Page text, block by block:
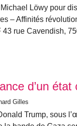
Löwy pour
– Affinités
rue Cavendish,
d’un état
Gilles
Trump, sous